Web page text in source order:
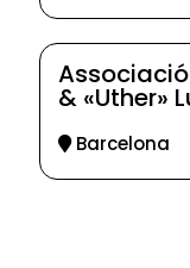
& «Uther»
Barcelona